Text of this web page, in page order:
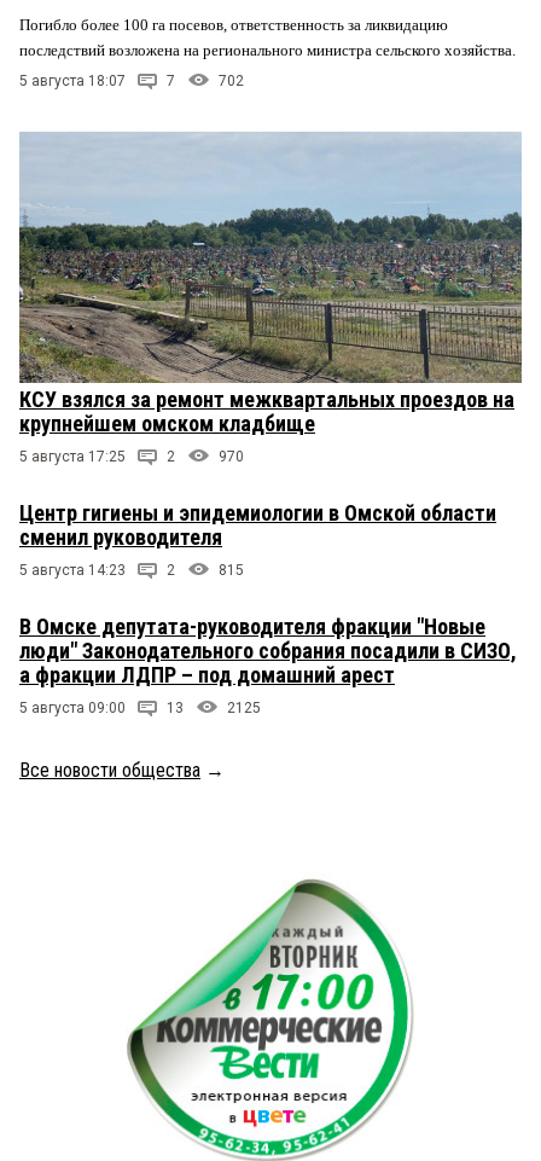
Погибло более 100 га посевов, ответственность за ликвидацию
последствий возложена на регионального министра сельского хозяйства.
5 августа 18:07 7 702
КСУ взялся за ремонт межквартальных проездов на
крупнейшем омском кладбище
5 августа 17:25 2 970
Центр гигиены и эпидемиологии в Омской области
сменил руководителя
5 августа 14:23 2 815
В Омске депутата-руководителя фракции "Новые
люди" Законодательного собрания посадили в СИЗО,
а фракции ЛДПР – под домашний арест
5 августа 09:00 13 2125
Все новости общества →